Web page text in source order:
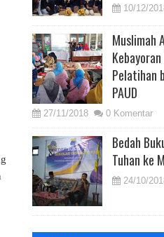
10/12/
Muslimah
Pelatihan
PAUD
27/11/2018 0 Komentar
Bedah
Tuhan ke
24/10/